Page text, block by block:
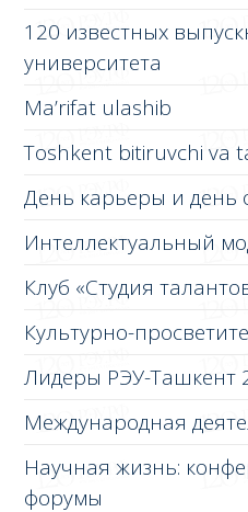
120 известных
университета
Ma’rifat ulashib
Toshkent bitiruvchi va
День карьеры и день
Интеллектуальный
Клуб «Студия
Культурно-
Лидеры РЭУ-Ташкент
Международная
Научная жизнь:
форумы